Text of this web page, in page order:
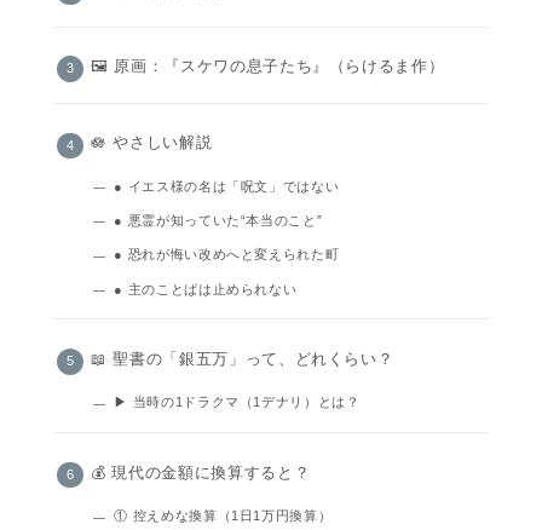
🖼️ 原画：『スケワの息子たち』（らけるま作）
🪷 やさしい解説
● イエス様の名は「呪文」ではない
● 悪霊が知っていた“本当のこと”
● 恐れが悔い改めへと変えられた町
● 主のことばは止められない
📖 聖書の「銀五万」って、どれくらい？
▶ 当時の1ドラクマ（1デナリ）とは？
💰 現代の金額に換算すると？
① 控えめな換算（1日1万円換算）